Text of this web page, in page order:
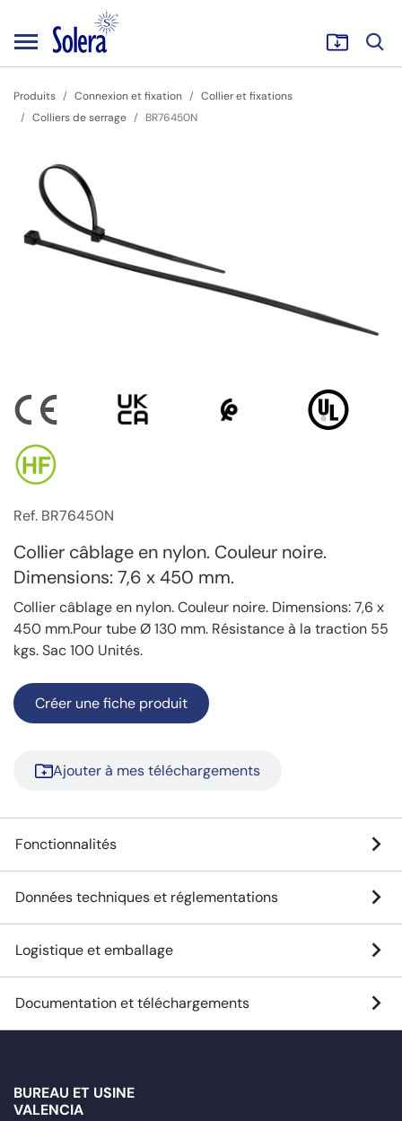
Produits Connexion et fixation
Collier et fixations
Colliers de serrage
BR76450N
Ref. BR76450N
Collier câblage en nylon. Couleur noire.
Dimensions: 7,6 x 450 mm.
Collier câblage en nylon. Couleur noire. Dimensions: 7,6 x
450 mm.Pour tube Ø 130 mm. Résistance à la traction 55
kgs. Sac 100 Unités.
Créer une fiche produit
Ajouter à mes téléchargements
Fonctionnalités
Données techniques et réglementations
Logistique et emballage
Documentation et téléchargements
BUREAU ET USINE
VALENCIA